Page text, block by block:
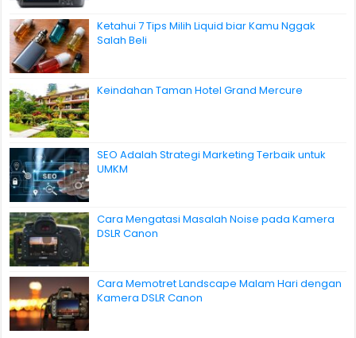
Ketahui 7 Tips Milih Liquid biar Kamu Nggak
Salah Beli
Keindahan Taman Hotel Grand Mercure
SEO Adalah Strategi Marketing Terbaik untuk
UMKM
Cara Mengatasi Masalah Noise pada Kamera
DSLR Canon
Cara Memotret Landscape Malam Hari dengan
Kamera DSLR Canon